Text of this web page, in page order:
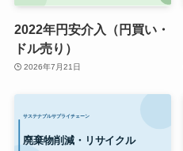
2022年円安介入（円買い・
ドル売り）
2026年7月21日